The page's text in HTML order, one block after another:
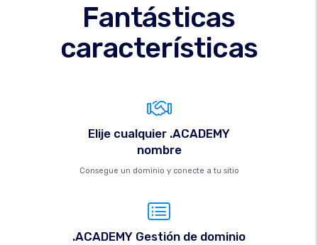
Fantásticas
características
Elije cualquier .ACADEMY
nombre
Consegue un dominio y conecte a tu sitio
.ACADEMY Gestión de dominio